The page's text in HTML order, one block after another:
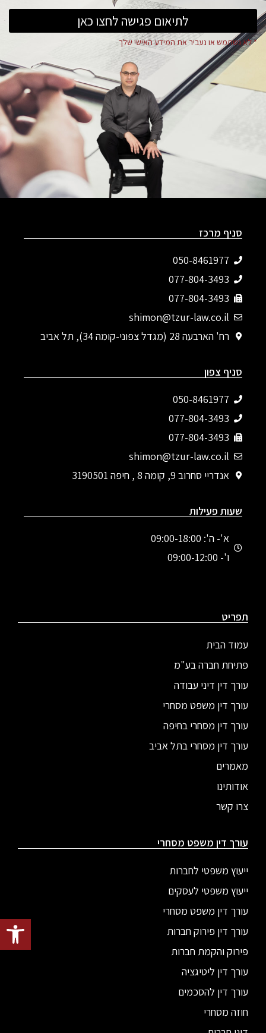
פתח
לתיאום פגישה לחצו כאן
* לא נשתמש או נעביר את המידע האישי שלך
סניף מרכז
050-8461977
077-804-3493‬
077-804-3493
shimon@tzur-law.co.il
רח' הארבעה 28 (מגדל צפוני-קומה 34), תל אביב
סניף צפון
050-8461977
077-804-3493‬
077-804-3493
shimon@tzur-law.co.il
אנדריי סחרוב 9, קומה 8 , חיפה 3190501
שעות פעילות
א'- ה': 09:00-18:00
ו'- 09:00-12:00
תפריט
עמוד הבית
פתיחת חברה בע"מ
עורך דין דיני עבודה
עורך דין משפט מסחרי
עורך דין מסחרי בחיפה
עורך דין מסחרי בתל אביב
מאמרים
אודותינו
צרו קשר
עורך דין משפט מסחרי
ייעוץ משפטי לחברות
ייעוץ משפטי לעסקים
עורך דין משפט מסחרי
עורך דין פירוק חברות
פירוק והקמת חברות
עורך דין ליטיגציה
עורך דין להסכמים
חוזה מסחרי